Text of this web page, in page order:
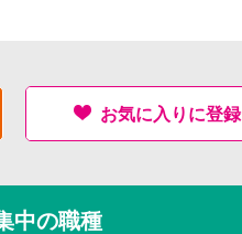
お気に入りに登録
中の職種